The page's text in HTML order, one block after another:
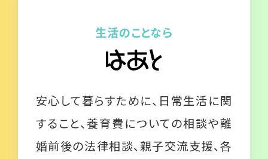
生活のことなら
安心して暮らすために、日常生活に関
すること、養育費についての相談や離
婚前後の法律相談、親子交流支援、各